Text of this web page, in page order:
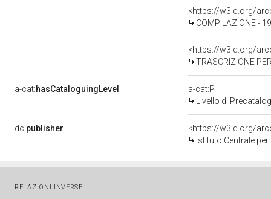
<https://w3id.org/
COMPILAZIONE -
<https://w3id.org/
TRASCRIZIONE
a-cat:hasCataloguingLevel
a-cat:P
Livello di
dc:publisher
<https://w3id.org/
Istituto Centrale
RELAZIONI INVERSE